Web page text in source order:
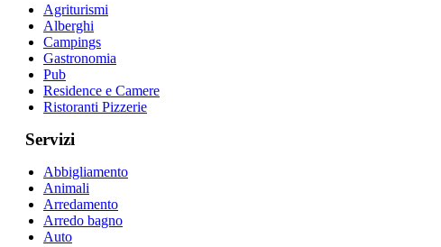
Agriturismi
Alberghi
Campings
Gastronomia
Pub
Residence e Camere
Ristoranti Pizzerie
Servizi
Abbigliamento
Animali
Arredamento
Arredo bagno
Auto